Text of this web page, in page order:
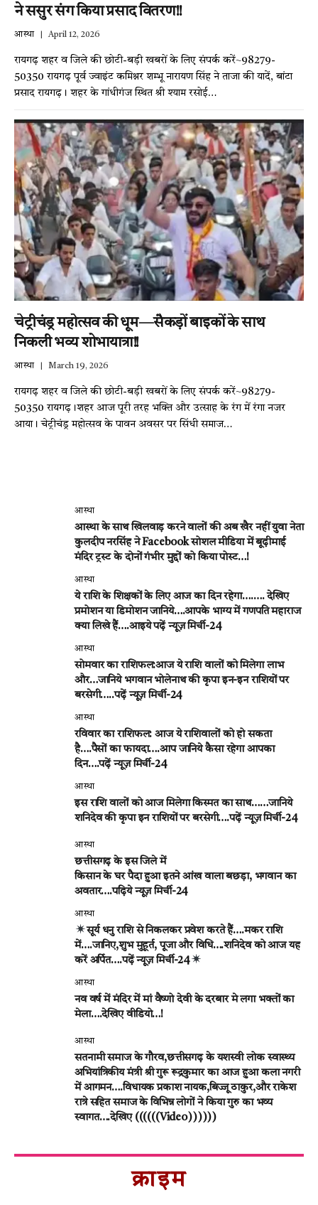
ने ससुर संग किया प्रसाद वितरण!!
आस्था April 12, 2026
रायगढ़ शहर व जिले की छोटी-बड़ी खबरों के लिए संपर्क करें~98279-
50350 रायगढ़ पूर्व ज्वाइंट कमिश्नर शम्भू नारायण सिंह ने ताजा की यादें, बांटा
प्रसाद रायगढ़। शहर के गांधीगंज स्थित श्री श्याम रसोई…
चेट्रीचंड्र महोत्सव की धूम—सैकड़ों बाइकों के साथ
निकली भव्य शोभायात्रा!!
आस्था March 19, 2026
रायगढ़ शहर व जिले की छोटी-बड़ी खबरों के लिए संपर्क करें~98279-
50350 रायगढ़।शहर आज पूरी तरह भक्ति और उत्साह के रंग में रंगा नजर
आया। चेट्रीचंड्र महोत्सव के पावन अवसर पर सिंधी समाज…
आस्था
आस्था के साथ खिलवाड़ करने वालों की अब खैर नहीं युवा नेता
कुलदीप नरसिंह ने Facebook सोशल मीडिया में बूढ़ीमाई
मंदिर ट्रस्ट के दोनों गंभीर मुद्दों को किया पोस्ट…!
आस्था
ये राशि के शिक्षकों के लिए आज का दिन रहेगा….…. देखिए
प्रमोशन या डिमोशन जानिये….आपके भाग्य में गणपति महाराज
क्या लिखे हैं….आइये पढ़ें न्यूज़ मिर्ची-24
आस्था
सोमवार का राशिफल:आज ये राशि वालों को मिलेगा लाभ
और…जानिये भगवान भोलेनाथ की कृपा इन-इन राशियों पर
बरसेगी…..पढ़ें न्यूज़ मिर्ची-24
आस्था
रविवार का राशिफल: आज ये राशिवालों को हो सकता
है….पैसों का फायदा….आप जानिये कैसा रहेगा आपका
दिन….पढ़ें न्यूज़ मिर्ची-24
आस्था
इस राशि वालों को आज मिलेगा किस्मत का साथ……जानिये
शनिदेव की कृपा इन राशियों पर बरसेगी….पढ़ें न्यूज़ मिर्ची-24
आस्था
छत्तीसगढ़ के इस जिले में
किसान के घर पैदा हुआ इतने आंख वाला बछड़ा, भगवान का
अवतार….पढ़िये न्यूज़ मिर्ची-24
आस्था
सूर्य धनु राशि से निकलकर प्रवेश करते हैं….मकर राशि
में….जानिए,शुभ मुहूर्त, पूजा और विधि….शनिदेव को आज यह
करें अर्पित….पढ़ें न्यूज़ मिर्ची-24
आस्था
नव वर्ष में मंदिर में मां वैष्णो देवी के दरबार मे लगा भक्तों का
मेला….देखिए वीडियो…!
आस्था
सतनामी समाज के गौरव,छत्तीसगढ़ के यशस्वी लोक स्वास्थ्य
अभियांत्रिकीय मंत्री श्री गुरू रूद्रकुमार का आज हुआ कला नगरी
में आगमन….विधायक प्रकाश नायक,बिज्जू ठाकुर,और राकेश
रात्रे सहित समाज के विभिन्न लोगों ने किया गुरु का भव्य
स्वागत….देखिए ((((((Video))))))
क्राइम